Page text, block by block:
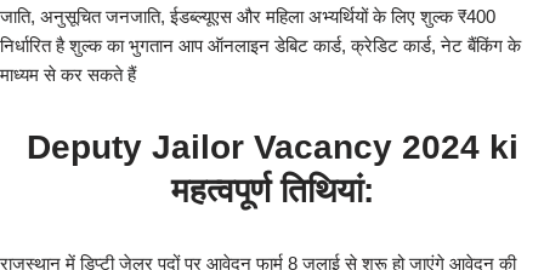
जाति, अनुसूचित जनजाति, ईडब्ल्यूएस और महिला अभ्यर्थियों के लिए शुल्क ₹400
निर्धारित है शुल्क का भुगतान आप ऑनलाइन डेबिट कार्ड, क्रेडिट कार्ड, नेट बैंकिंग के
माध्यम से कर सकते हैं
Deputy Jailor Vacancy 2024 ki
महत्वपूर्ण तिथियां:
राजस्थान में डिप्टी जेलर पदों पर आवेदन फार्म 8 जुलाई से शुरू हो जाएंगे आवेदन की